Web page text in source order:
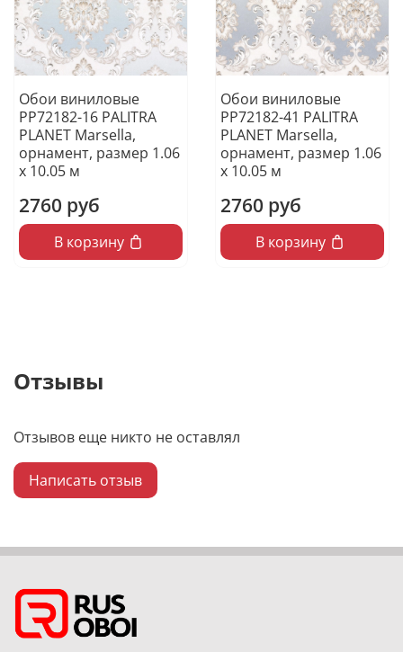
Обои виниловые
PP72182-16 PALITRA
PLANET Marsella,
орнамент, размер 1.06
х 10.05 м
2760 руб
В корзину
Обои виниловые
PP72182-41 PALITRA
PLANET Marsella,
орнамент, размер 1.06
х 10.05 м
2760 руб
В корзину
Отзывы
Отзывов еще никто не оставлял
Написать отзыв